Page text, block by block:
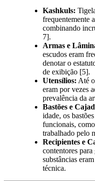
Kashkuls:
frequentemente
combinando
7].
Armas e
escudos eram
denotar o
de exibição [5].
Utensílios: Até
eram por vezes
prevalência da
Bastões e
idade, os
funcionais,
trabalhado pelo
Recipientes e
contentores
substâncias
técnica.